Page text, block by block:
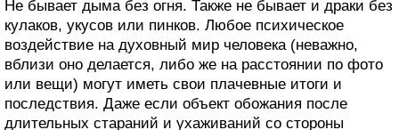
Не бывает дыма без огня. Также не бывает и драки без
кулаков, укусов или пинков. Любое психическое
воздействие на духовный мир человека (неважно,
вблизи оно делается, либо же на расстоянии по фото
или вещи) могут иметь свои плачевные итоги и
последствия. Даже если объект обожания после
длительных стараний и ухаживаний со стороны